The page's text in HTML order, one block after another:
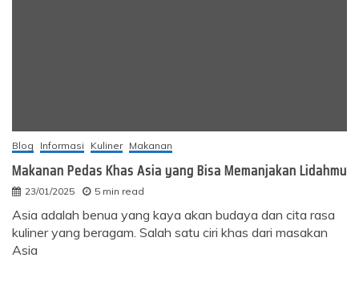
Blog Informasi Kuliner Makanan
Makanan Pedas Khas Asia yang Bisa Memanjakan Lidahmu
23/01/2025 5 min read
Asia adalah benua yang kaya akan budaya dan cita rasa
kuliner yang beragam. Salah satu ciri khas dari masakan
Asia